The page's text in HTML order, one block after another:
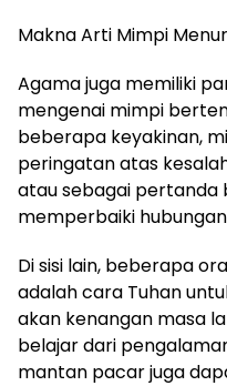
Makna Arti Mimpi
Agama juga memiliki
mengenai mimpi
beberapa keyakinan,
peringatan atas
atau sebagai pertanda
memperbaiki
Di sisi lain, beberapa
adalah cara Tuhan
akan kenangan masa
belajar dari
mantan pacar juga